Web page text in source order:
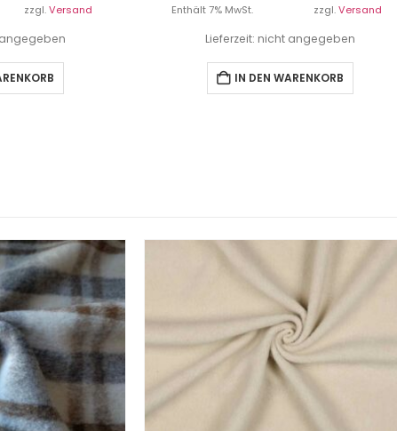
zzgl.Versand Enthält 7% MwSt. zzgl.Versand
Lieferzeit: nicht angegeben
IN DEN WARENKORB